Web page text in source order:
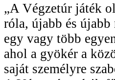
„A Végzetúr játék
róla, újabb és
egy vagy több
ahol a gyökér a
saját személyre